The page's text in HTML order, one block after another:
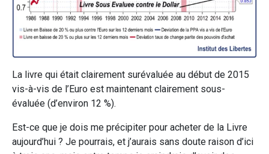
La livre qui était clairement surévaluée au début de 2015
vis-à-vis de l’Euro est maintenant clairement sous-
évaluée (d’environ 12 %).
Est-ce que je dois me précipiter pour acheter de la Livre
aujourd’hui ? Je pourrais, et j’aurais sans doute raison d’ici